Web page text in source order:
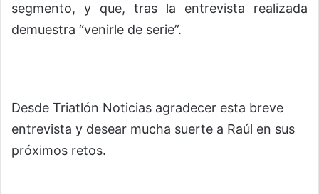
segmento, y que, tras la entrevista realizada
demuestra “venirle de serie”.
Desde Triatlón Noticias agradecer esta breve
entrevista y desear mucha suerte a Raúl en sus
próximos retos.